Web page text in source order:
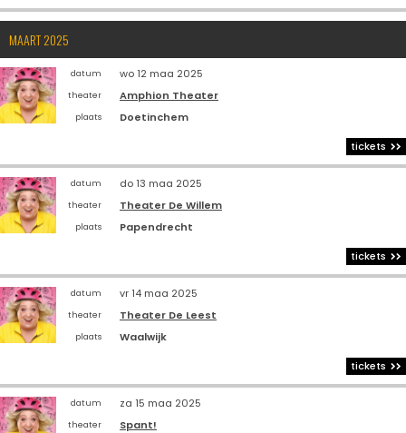
MAART 2025
datum wo 12 maa 2025
theater Amphion Theater
plaats
Doetinchem
tickets
datum do 13 maa 2025
theater Theater De Willem
plaats
Papendrecht
tickets
datum vr 14 maa 2025
theater Theater De Leest
plaats
Waalwijk
tickets
datum za 15 maa 2025
theater Spant!